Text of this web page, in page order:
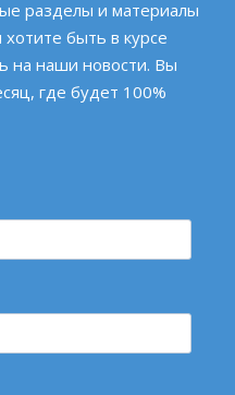
разделы и материалы
быть в курсе
на наши новости. Вы
где будет 100%